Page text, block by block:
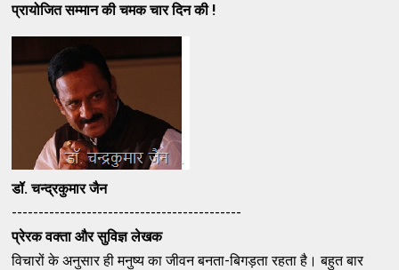
प्रायोजित सम्मान की चमक चार दिन की !
डॉ. चन्द्रकुमार जैन
-------------------------------------------
प्रेरक वक्ता और सुविज्ञ लेखक
विचारों के अनुसार ही मनुष्य का जीवन बनता-बिगड़ता रहता है। बहुत बार